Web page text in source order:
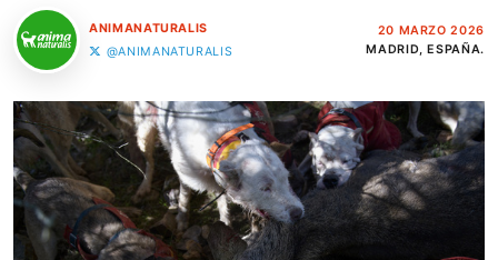
ANIMANATURALIS
@ANIMANATURALIS
20 MARZO 2026
MADRID, ESPAÑA.